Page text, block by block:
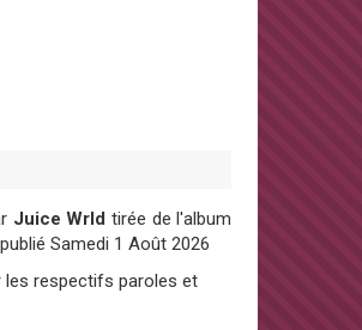
Juice Wrld tirée de l'album
Samedi 1 Août 2026
les respectifs paroles et